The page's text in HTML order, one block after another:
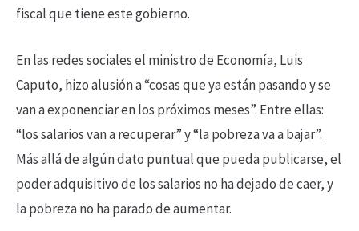
fiscal que tiene este gobierno.
En las redes sociales el ministro de Economía, Luis
Caputo, hizo alusión a “cosas que ya están pasando y se
van a exponenciar en los próximos meses”. Entre ellas:
“los salarios van a recuperar” y “la pobreza va a bajar”.
Más allá de algún dato puntual que pueda publicarse, el
poder adquisitivo de los salarios no ha dejado de caer, y
la pobreza no ha parado de aumentar.